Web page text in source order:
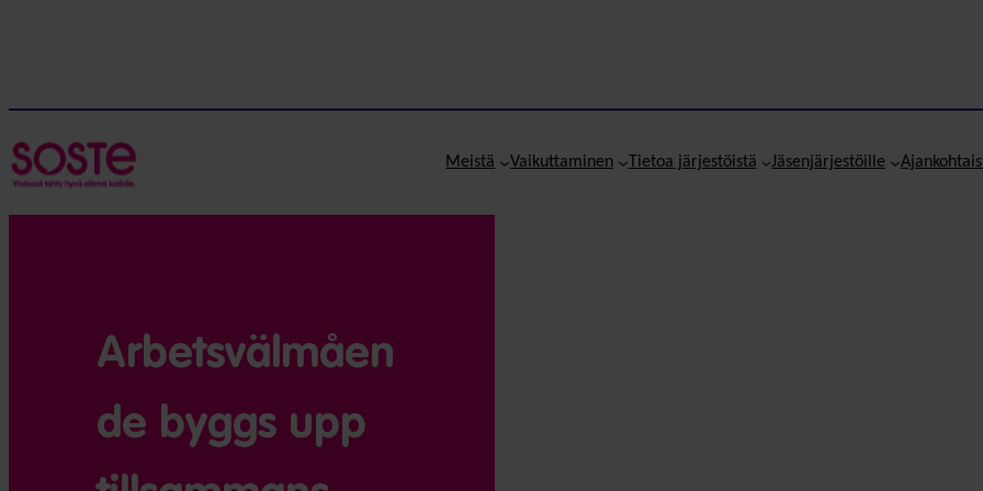
Meistä Vaikuttaminen Tietoa järjestöistä Jäsenjärjestöille
Arbetsvälmåen
de byggs upp